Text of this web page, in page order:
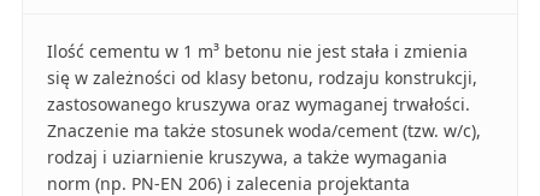
Ilość cementu w 1 m³ betonu nie jest stała i zmienia
się w zależności od klasy betonu, rodzaju konstrukcji,
zastosowanego kruszywa oraz wymaganej trwałości.
Znaczenie ma także stosunek woda/cement (tzw. w/c),
rodzaj i uziarnienie kruszywa, a także wymagania
norm (np. PN-EN 206) i zalecenia projektanta